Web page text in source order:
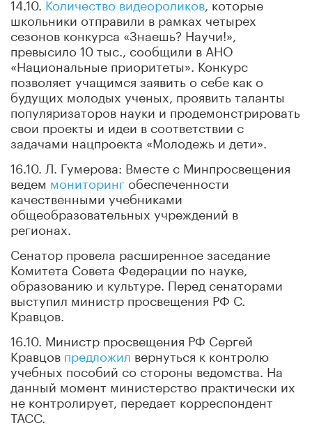
школьники отправили в рамках четырех
сезонов конкурса «Знаешь? Научи!»,
превысило 10 тыс., сообщили в АНО
«Национальные приоритеты». Конкурс
позволяет учащимся заявить о себе как о
будущих молодых ученых, проявить таланты
популяризаторов науки и продемонстрировать
свои проекты и идеи в соответствии с
задачами нацпроекта «Молодежь и дети».
16.10. Л. Гумерова: Вместе с Минпросвещения
ведем мониторинг обеспеченности
качественными учебниками
общеобразовательных учреждений в
регионах.
Сенатор провела расширенное заседание
Комитета Совета Федерации по науке,
образованию и культуре. Перед сенаторами
выступил министр просвещения РФ С.
Кравцов.
16.10. Министр просвещения РФ Сергей
Кравцов предложил вернуться к контролю
учебных пособий со стороны ведомства. На
данный момент министерство практически их
не контролирует, передает корреспондент
ТАСС.